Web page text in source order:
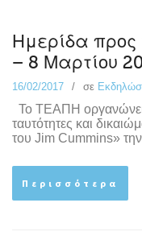
Ημερίδα προς
– 8 Μαρτίου
16/02/2017 σε
Το ΤΕΑΠΗ οργανώνει
ταυτότητες και
του Jim Cummins»
Περισσότερα